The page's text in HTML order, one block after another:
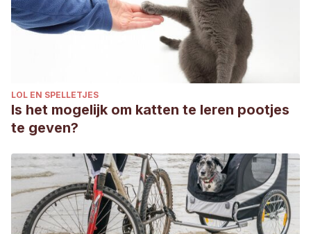
LOL EN SPELLETJES
Is het mogelijk om katten te leren pootjes
te geven?